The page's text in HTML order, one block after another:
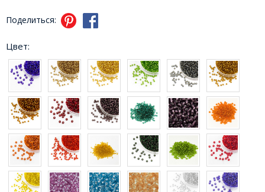
Поделиться:
Цвет: